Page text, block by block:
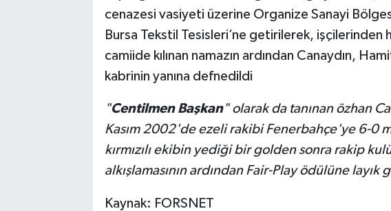
cenazesi vasiyeti üzerine Organize Sanayi
Bursa Tekstil Tesisleri’ne getirilerek, işçilerinden
camiide kılınan namazın ardından Canaydın,
kabrinin yanına defnedildi
"Centilmen Başkan" olarak da tanınan özhan
Kasım 2002'de ezeli rakibi Fenerbahçe'ye 6-0
kırmızılı ekibin yediği bir golden sonra rakip
alkışlamasının ardından Fair-Play ödülüne layık
Kaynak: FORSNET